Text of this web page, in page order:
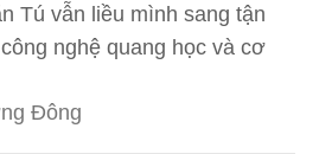
Tú vẫn liều mình sang tận
nghệ quang học và cơ
Đông